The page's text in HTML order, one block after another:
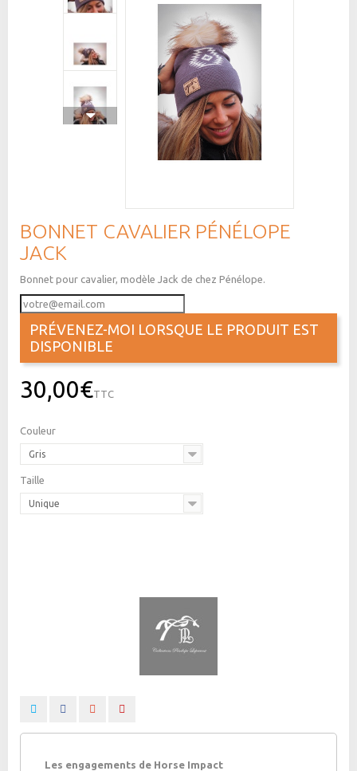
BONNET CAVALIER PÉNÉLOPE
JACK
Bonnet pour cavalier, modèle Jack de chez Pénélope.
PRÉVENEZ-MOI LORSQUE LE PRODUIT EST
DISPONIBLE
30,00€TTC
Couleur
Gris
Taille
Unique
Les engagements de Horse Impact